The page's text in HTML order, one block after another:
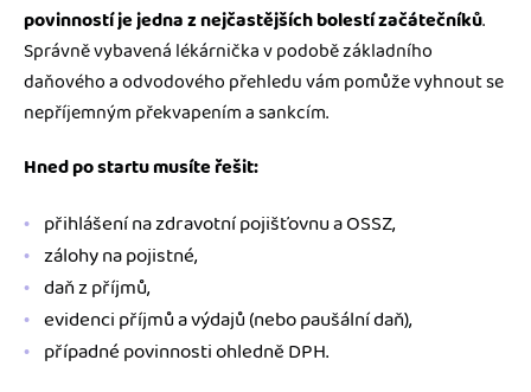
povinností je jedna z nejčastějších bolestí začátečníků.
Správně vybavená lékárnička v podobě základního
daňového a odvodového přehledu vám pomůže vyhnout se
nepříjemným překvapením a sankcím.
Hned po startu musíte řešit:
přihlášení na zdravotní pojišťovnu a OSSZ,
zálohy na pojistné,
daň z příjmů,
evidenci příjmů a výdajů (nebo paušální daň),
případné povinnosti ohledně DPH.